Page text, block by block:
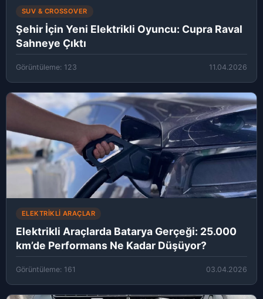
SUV & CROSSOVER
Şehir İçin Yeni Elektrikli Oyuncu: Cupra Raval
Sahneye Çıktı
Görüntüleme: 123 11.04.2026
ELEKTRIKLI ARAÇLAR
Elektrikli Araçlarda Batarya Gerçeği: 25.000
km’de Performans Ne Kadar Düşüyor?
Görüntüleme: 161 03.04.2026